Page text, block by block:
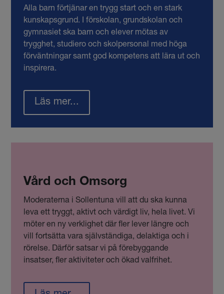
Alla barn förtjänar en trygg start och en stark
kunskapsgrund. I förskolan, grundskolan och
gymnasiet ska barn och elever mötas av
trygghet, studiero och skolpersonal med höga
förväntningar samt god kompetens att lära ut och
inspirera.
Läs mer...
Vård och Omsorg
Moderaterna i Sollentuna vill att du ska kunna
leva ett tryggt, aktivt och värdigt liv, hela livet. Vi
möter en ny verklighet där fler lever längre och
vill fortsätta vara självständiga, delaktiga och i
rörelse. Därför satsar vi på förebyggande
insatser, fler aktiviteter och ökad valfrihet.